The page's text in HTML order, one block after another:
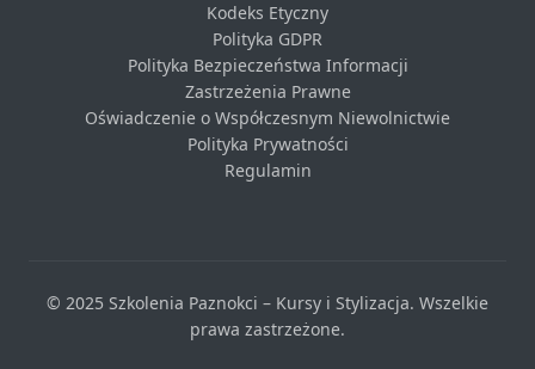
Kodeks Etyczny
Polityka GDPR
Polityka Bezpieczeństwa Informacji
Zastrzeżenia Prawne
Oświadczenie o Współczesnym Niewolnictwie
Polityka Prywatności
Regulamin
© 2025 Szkolenia Paznokci – Kursy i Stylizacja. Wszelkie
prawa zastrzeżone.